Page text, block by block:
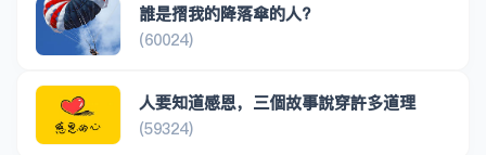
誰是摺我的降落傘的人?
(60024)
人要知道感恩，三個故事說穿許多道理
(59324)